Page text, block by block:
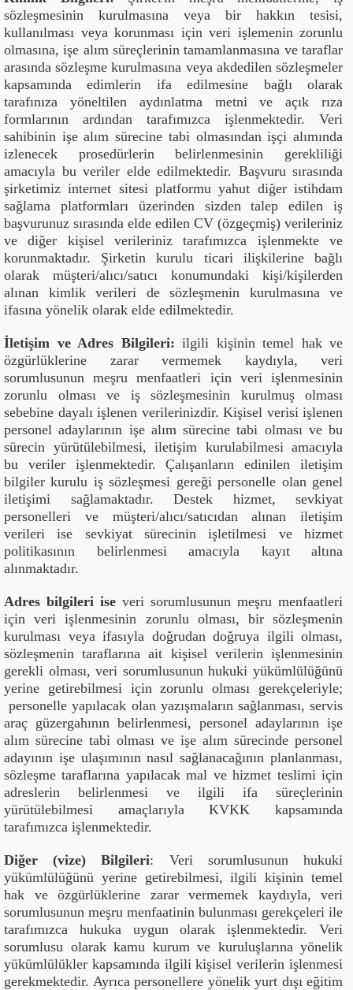
sözleşmesinin kurulmasına veya bir hakkın tesisi,
kullanılması veya korunması için veri işlemenin zorunlu
olmasına, işe alım süreçlerinin tamamlanmasına ve taraflar
arasında sözleşme kurulmasına veya akdedilen sözleşmeler
kapsamında edimlerin ifa edilmesine bağlı olarak
tarafınıza yöneltilen aydınlatma metni ve açık rıza
formlarının ardından tarafımızca işlenmektedir. Veri
sahibinin işe alım sürecine tabi olmasından işçi alımında
izlenecek prosedürlerin belirlenmesinin gerekliliği
amacıyla bu veriler elde edilmektedir. Başvuru sırasında
şirketimiz internet sitesi platformu yahut diğer istihdam
sağlama platformları üzerinden sizden talep edilen iş
başvurunuz sırasında elde edilen CV (özgeçmiş) verileriniz
ve diğer kişisel verileriniz tarafımızca işlenmekte ve
korunmaktadır. Şirketin kurulu ticari ilişkilerine bağlı
olarak müşteri/alıcı/satıcı konumundaki kişi/kişilerden
alınan kimlik verileri de sözleşmenin kurulmasına ve
ifasına yönelik olarak elde edilmektedir.
İletişim ve Adres Bilgileri:ilgili kişinin temel hak ve
özgürlüklerine zarar vermemek kaydıyla, veri
sorumlusunun meşru menfaatleri için veri işlenmesinin
zorunlu olması ve iş sözleşmesinin kurulmuş olması
sebebine dayalı işlenen verilerinizdir. Kişisel verisi işlenen
personel adaylarının işe alım sürecine tabi olması ve bu
sürecin yürütülebilmesi, iletişim kurulabilmesi amacıyla
bu veriler işlenmektedir. Çalışanların edinilen iletişim
bilgiler kurulu iş sözleşmesi gereği personelle olan genel
iletişimi sağlamaktadır. Destek hizmet, sevkiyat
personelleri ve müşteri/alıcı/satıcıdan alınan iletişim
verileri ise sevkiyat sürecinin işletilmesi ve hizmet
politikasının belirlenmesi amacıyla kayıt altına
alınmaktadır.
Adres bilgileri iseveri sorumlusunun meşru menfaatleri
için veri işlenmesinin zorunlu olması, bir sözleşmenin
kurulması veya ifasıyla doğrudan doğruya ilgili olması,
sözleşmenin taraflarına ait kişisel verilerin işlenmesinin
gerekli olması, veri sorumlusunun hukuki yükümlülüğünü
yerine getirebilmesi için zorunlu olması gerekçeleriyle;
personelle yapılacak olan yazışmaların sağlanması, servis
araç güzergahının belirlenmesi, personel adaylarının işe
alım sürecine tabi olması ve işe alım sürecinde personel
adayının işe ulaşımının nasıl sağlanacağının planlanması,
sözleşme taraflarına yapılacak mal ve hizmet teslimi için
adreslerin belirlenmesi ve ilgili ifa süreçlerinin
yürütülebilmesi amaçlarıyla KVKK kapsamında
tarafımızca işlenmektedir.
Diğer (vize) Bilgileri: Veri sorumlusunun hukuki
yükümlülüğünü yerine getirebilmesi, ilgili kişinin temel
hak ve özgürlüklerine zarar vermemek kaydıyla, veri
sorumlusunun meşru menfaatinin bulunması gerekçeleri ile
tarafımızca hukuka uygun olarak işlenmektedir. Veri
sorumlusu olarak kamu kurum ve kuruluşlarına yönelik
yükümlülükler kapsamında ilgili kişisel verilerin işlenmesi
gerekmektedir. Ayrıca personellere yönelik yurt dışı eğitim